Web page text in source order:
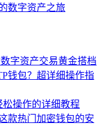
数字资产之旅
字资产交易黄金搭档
钱包？超详细操作指
操作的详细教程
款热门加密钱包的安